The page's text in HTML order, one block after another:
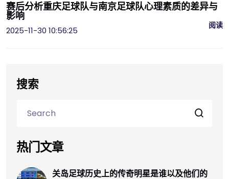
赛后分析重庆足球队与南京足球队心理素质的差异与
影响
2025-11-30 10:56:25
阅读
搜索
热门文章
关岛足球历史上的传奇明星是谁以及他们的